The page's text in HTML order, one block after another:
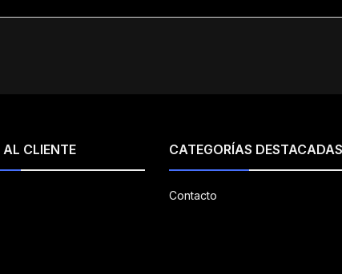
AL CLIENTE CATEGORÍAS DESTACADAS
Contacto